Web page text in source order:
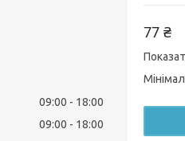
77 ₴
09:00
18:00
09:00
18:00